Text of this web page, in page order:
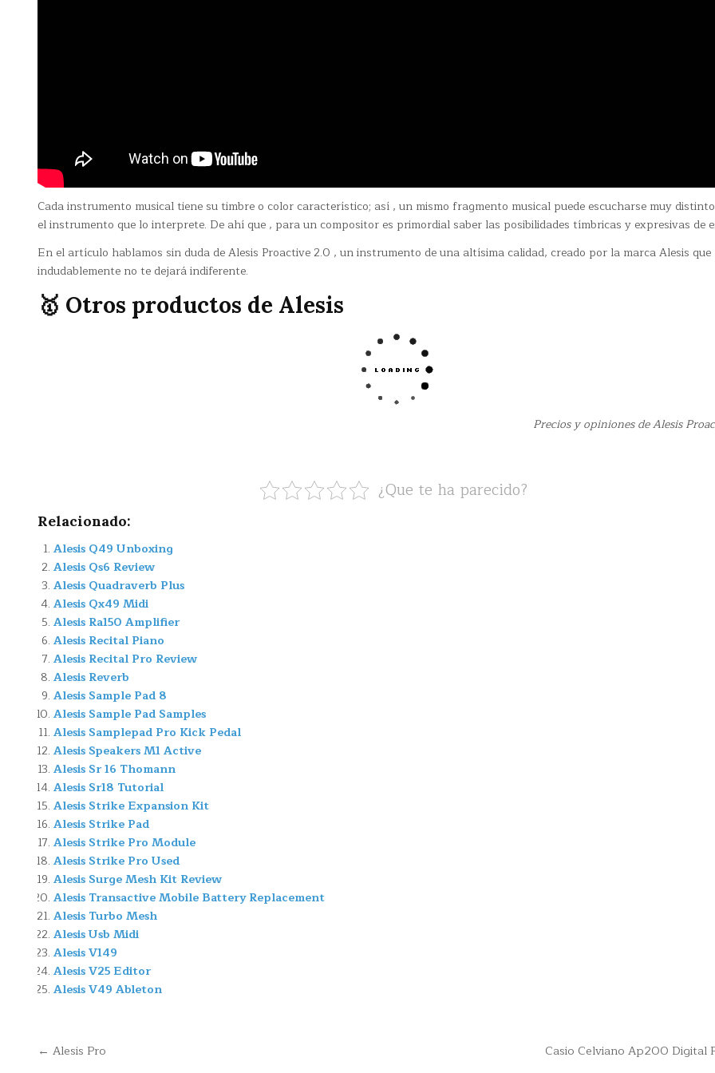
Cada instrumento musical tiene su timbre o color característico; así , un mismo fragmento musical puede escucharse muy
el instrumento que lo interprete. De ahí que , para un compositor es primordial saber las posibilidades tímbricas y expresivas de
En el artículo hablamos sin duda de Alesis Proactive 2.0 , un instrumento de una altísima calidad, creado por la marca Alesis que
indudablemente no te dejará indiferente.
🥇 Otros productos de Alesis
Precios y opiniones de Alesis
¿Que te ha parecido?
Relacionado:
Alesis Q49 Unboxing
Alesis Qs6 Review
Alesis Quadraverb Plus
Alesis Qx49 Midi
Alesis Ra150 Amplifier
Alesis Recital Piano
Alesis Recital Pro Review
Alesis Reverb
Alesis Sample Pad 8
Alesis Sample Pad Samples
Alesis Samplepad Pro Kick Pedal
Alesis Speakers M1 Active
Alesis Sr 16 Thomann
Alesis Sr18 Tutorial
Alesis Strike Expansion Kit
Alesis Strike Pad
Alesis Strike Pro Module
Alesis Strike Pro Used
Alesis Surge Mesh Kit Review
Alesis Transactive Mobile Battery Replacement
Alesis Turbo Mesh
Alesis Usb Midi
Alesis V149
Alesis V25 Editor
Alesis V49 Ableton
Navegación Casio Celviano Ap200 Digital
← Alesis Pro